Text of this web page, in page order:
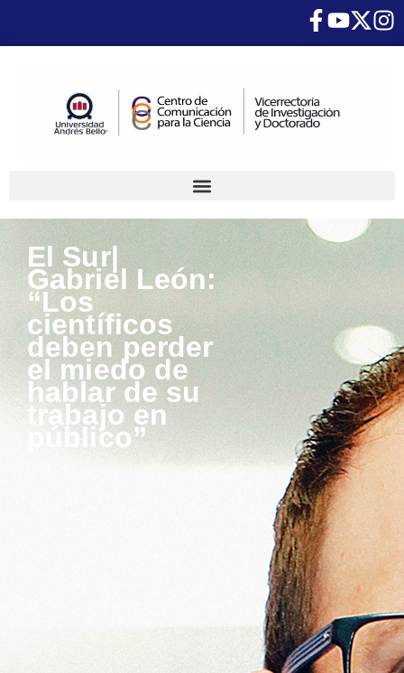
El Sur|
Gabriel León:
“Los
científicos
deben perder
el miedo de
hablar de su
trabajo en
público”